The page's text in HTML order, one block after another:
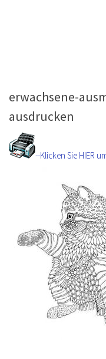
erwachsene-
ausdrucken
--Klicken Sie HIER